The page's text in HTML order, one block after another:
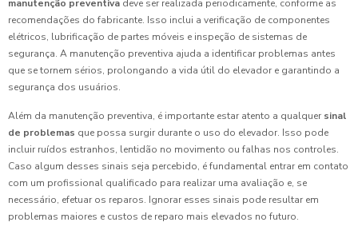
manutenção preventiva deve ser realizada periodicamente, conforme as
recomendações do fabricante. Isso inclui a verificação de componentes
elétricos, lubrificação de partes móveis e inspeção de sistemas de
segurança. A manutenção preventiva ajuda a identificar problemas antes
que se tornem sérios, prolongando a vida útil do elevador e garantindo a
segurança dos usuários.
Além da manutenção preventiva, é importante estar atento a qualquer sinal
de problemas que possa surgir durante o uso do elevador. Isso pode
incluir ruídos estranhos, lentidão no movimento ou falhas nos controles.
Caso algum desses sinais seja percebido, é fundamental entrar em contato
com um profissional qualificado para realizar uma avaliação e, se
necessário, efetuar os reparos. Ignorar esses sinais pode resultar em
problemas maiores e custos de reparo mais elevados no futuro.